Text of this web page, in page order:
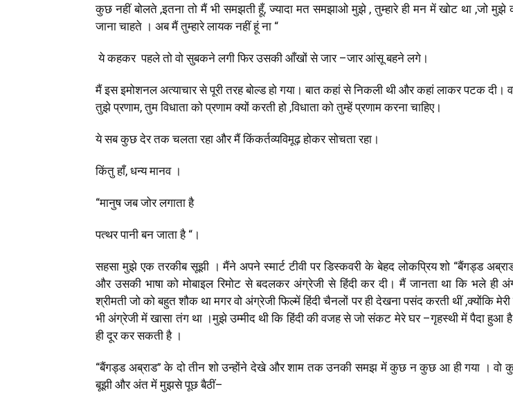
कुछ नहीं बोलते ,इतना तो मैं भी समझती हूँ,ज्यादा मत समझाओ मुझे ,तुम्हारे ही मन में खोट था ,जो मुझे
जाना चाहते । अब मैं तुम्हारे लायक नहीं हूं ना “
ये कहकर पहले तो वो सुबकने लगी फिर उसकी आँखों से जार –जार आंसू बहने लगे।
मैं इस इमोशनल अत्याचार से पूरी तरह बोल्ड हो गया। बात कहां से निकली थी और कहां लाकर पटक दी।
तुझे प्रणाम,तुम विधाता को प्रणाम क्यों करती हो ,विधाता को तुम्हें प्रणाम करना चाहिए।
ये सब कुछ देर तक चलता रहा और मैं किंकर्तव्यविमूढ़ होकर सोचता रहा।
किंतु हाँ, धन्य मानव ।
“मानुष जब जोर लगाता है
पत्थर पानी बन जाता है “।
सहसा मुझे एक तरकीब सूझी । मैंने अपने स्मार्ट टीवी पर डिस्कवरी के बेहद लोकप्रिय शो “बैंगड्ड
और उसकी भाषा को मोबाइल रिमोट से बदलकर अंग्रेजी से हिंदी कर दी। मैं जानता था कि भले ही
श्रीमती जो को बहुत शौक था मगर वो अंग्रेजी फिल्में हिंदी चैनलों पर ही देखना पसंद करती थीं ,क्योंकि
भी अंग्रेजी में खासा तंग था ।मुझे उम्मीद थी कि हिंदी की वजह से जो संकट मेरे घर –गृहस्थी में पैदा हुआ है
ही दूर कर सकती है ।
“बैंगड्ड अब्राड” के दो तीन शो उन्होंने देखे और शाम तक उनकी समझ में कुछ न कुछ आ ही गया । वो
बूझी और अंत में मुझसे पूछ बैठीं–